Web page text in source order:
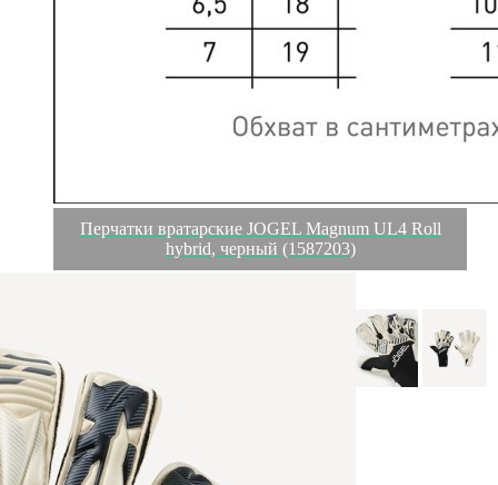
Перчатки вратарские JOGEL Magnum UL4 Roll
hybrid, черный (1587203)
Обзор
Характеристики
Отзывы 0